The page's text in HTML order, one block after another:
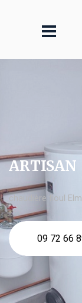
ARTISAN
chaudière fioul
09 72 66